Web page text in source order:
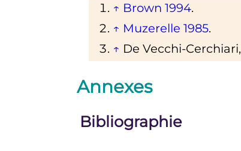
↑ Brown 1994.
↑ Muzerelle 1985.
↑ De Vecchi-Cerchiari,
Annexes
Bibliographie